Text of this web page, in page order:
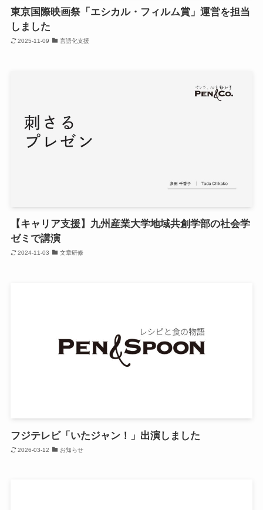
東京国際映画祭「エシカル・フィルム賞」運営を担当
しました
2025-11-09 言語化支援
【キャリア支援】九州産業大学地域共創学部の社会学
ゼミで講演
2024-11-03 文章研修
フジテレビ「いたジャン！」出演しました
2026-03-12 お知らせ